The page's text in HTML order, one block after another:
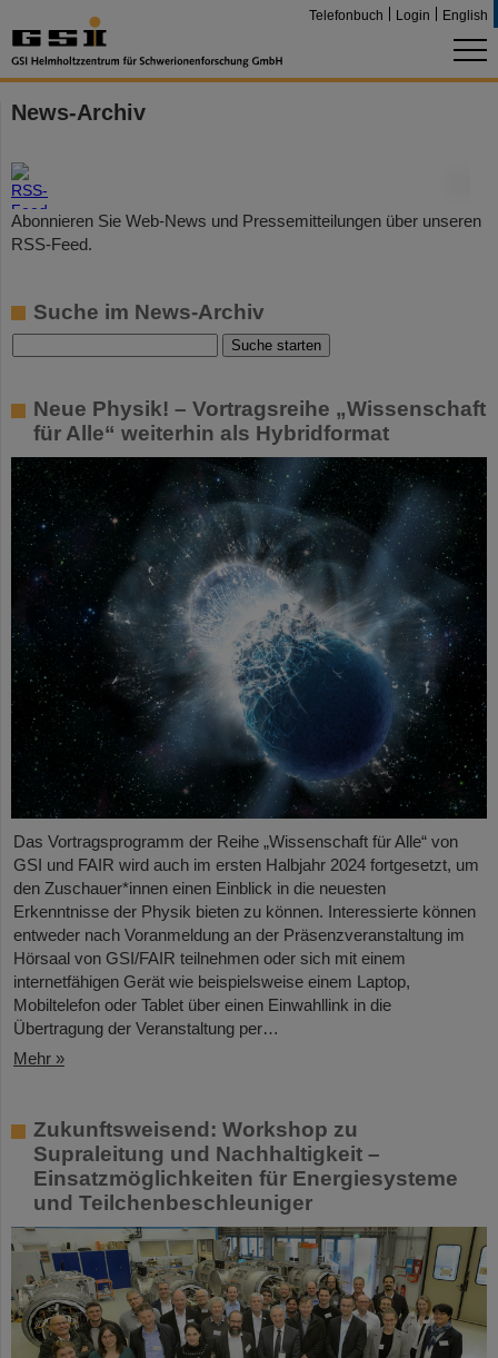
Telefonbuch Login English
News-Archiv
Abonnieren Sie Web-News und Pressemitteilungen über unseren
RSS-Feed.
Suche im News-Archiv
Neue Physik! – Vortragsreihe „Wissenschaft
für Alle“ weiterhin als Hybridformat
Das Vortragsprogramm der Reihe „Wissenschaft für Alle“ von
GSI und FAIR wird auch im ersten Halbjahr 2024 fortgesetzt, um
den Zuschauer*innen einen Einblick in die neuesten
Erkenntnisse der Physik bieten zu können. Interessierte können
entweder nach Voranmeldung an der Präsenzveranstaltung im
Hörsaal von GSI/FAIR teilnehmen oder sich mit einem
internetfähigen Gerät wie beispielsweise einem Laptop,
Mobiltelefon oder Tablet über einen Einwahllink in die
Übertragung der Veranstaltung per…
Mehr »
Zukunftsweisend: Workshop zu
Supraleitung und Nachhaltigkeit –
Einsatzmöglichkeiten für Energiesysteme
und Teilchenbeschleuniger